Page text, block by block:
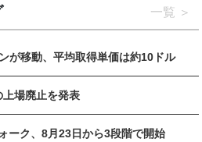
一覧
が移動、平均取得単価は約10ドル
上場廃止を発表
ーク、8月23日から3段階で開始